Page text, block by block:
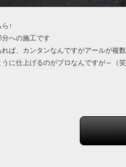
↑
への施工です
れば、カンタンなんですがアールが複
に仕上げるのがプロなんですが～（笑